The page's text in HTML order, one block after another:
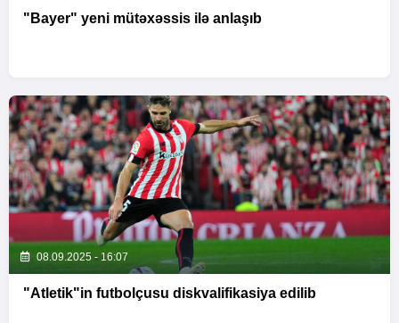
"Bayer" yeni mütəxəssis ilə anlaşıb
08.09.2025 - 16:07
"Atletik"in futbolçusu diskvalifikasiya edilib